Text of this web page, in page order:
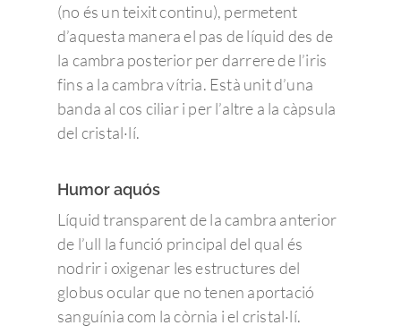
(no és un teixit continu), permetent
d’aquesta manera el pas de líquid des de
la cambra posterior per darrere de l’iris
fins a la cambra vítria. Està unit d’una
banda al cos ciliar i per l’altre a la càpsula
del cristal·lí.
Humor aquós
Líquid transparent de la cambra anterior
de l’ull la funció principal del qual és
nodrir i oxigenar les estructures del
globus ocular que no tenen aportació
sanguínia com la còrnia i el cristal·lí.